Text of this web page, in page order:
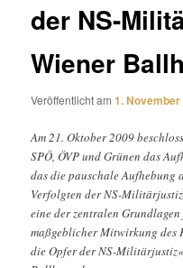
der NS-
Wiener
Veröffentlicht am1. November
Am 21. Oktober 2009
SPÖ, ÖVP und Grünen das
das die pauschale Aufhebung
Verfolgten der NS-Militärjustiz
eine der zentralen
maßgeblicher Mitwirkung des
die Opfer der NS-